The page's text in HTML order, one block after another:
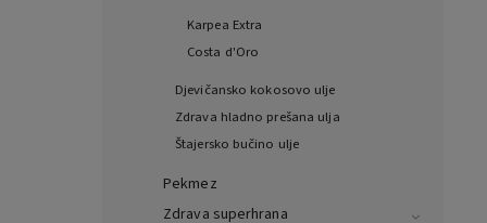
Karpea Extra
Costa d'Oro
Djevičansko kokosovo ulje
Zdrava hladno prešana ulja
Štajersko bučino ulje
Pekmez
Zdrava superhrana